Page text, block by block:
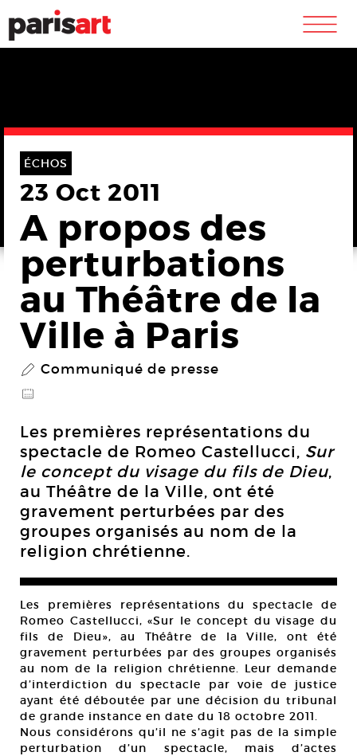
m
ÉCHOS
23 Oct 2011
A propos des
perturbations
au Théâtre de la
Ville à Paris
P Communiqué de presse
@
Les premières représentations du
spectacle de Romeo Castellucci, Sur
le concept du visage du fils de Dieu,
au Théâtre de la Ville, ont été
gravement perturbées par des
groupes organisés au nom de la
religion chrétienne.
Les premières représentations du spectacle de
Romeo Castellucci, «Sur le concept du visage du
fils de Dieu», au Théâtre de la Ville, ont été
gravement perturbées par des groupes organisés
au nom de la religion chrétienne. Leur demande
d’interdiction du spectacle par voie de justice
ayant été déboutée par une décision du tribunal
de grande instance en date du 18 octobre 2011.
Nous considérons qu’il ne s’agit pas de la simple
perturbation d’un spectacle, mais d’actes